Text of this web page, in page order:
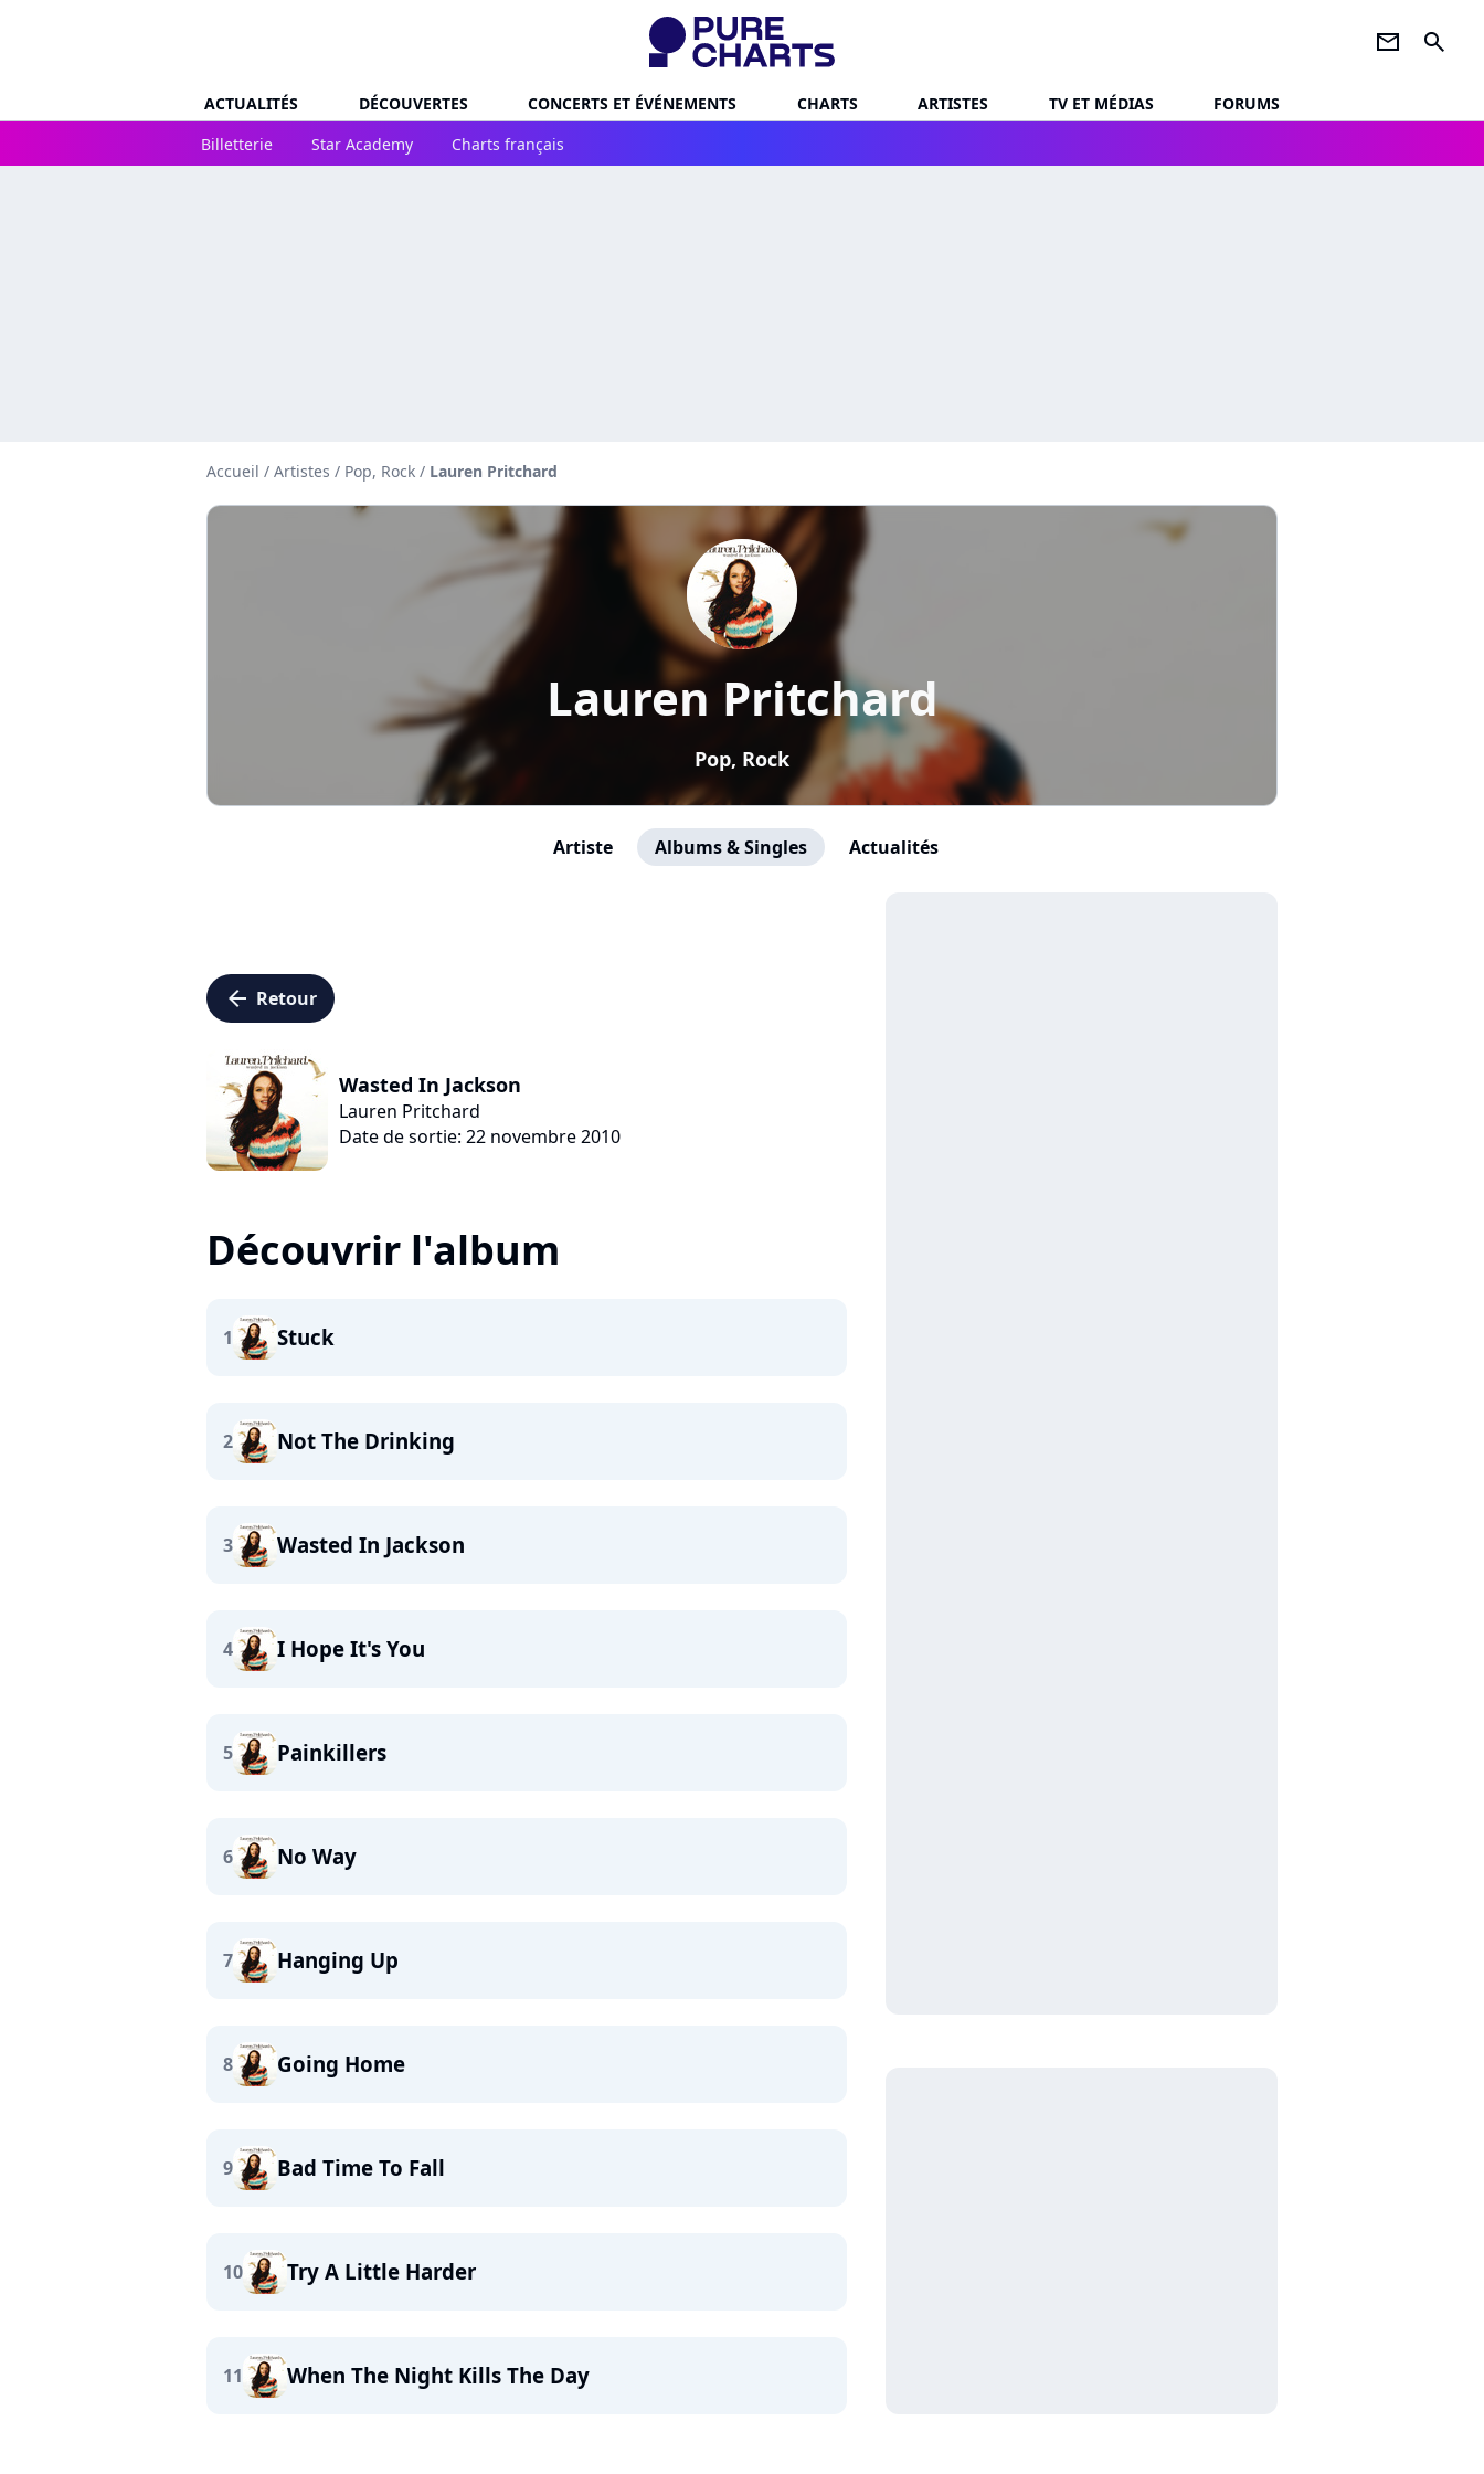
newsletter search
ACTUALITÉS DÉCOUVERTES CONCERTS ET ÉVÉNEMENTS CHARTS ARTISTES TV ET MÉDIAS
FORUMS
Billetterie
Star Academy Charts français
Accueil / Artistes / Pop, Rock / Lauren Pritchard
Lauren Pritchard
Pop, Rock
Artiste Albums & Singles Actualités
arrow_left Retour
Wasted In Jackson
Lauren Pritchard
Date de sortie: 22 novembre 2010
Découvrir l'album
1 Stuck
2 Not The Drinking
3 Wasted In Jackson
4 I Hope It's You
5 Painkillers
6 No Way
7 Hanging Up
8 Going Home
9 Bad Time To Fall
10 Try A Little Harder
11 When The Night Kills The Day